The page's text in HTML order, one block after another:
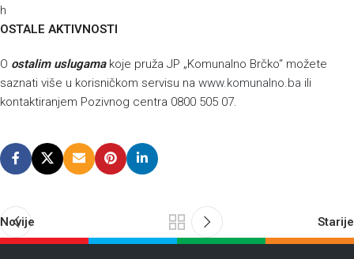
h
OSTALE AKTIVNOSTI
O ostalim uslugamakoje pruža JP „Komunalno Brčko“ možete
saznati više u korisničkom servisu na www.komunalno.ba ili
kontaktiranjem Pozivnog centra 0800 505 07.
Novije Starije